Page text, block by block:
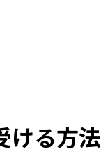
ける方